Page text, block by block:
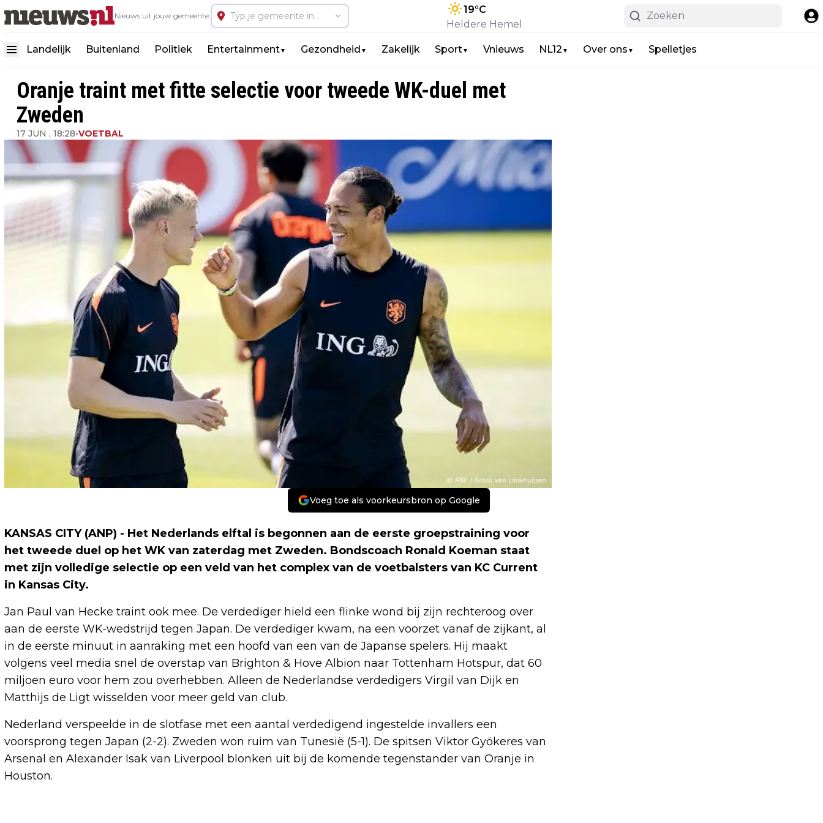
Nieuws uit jouw gemeente:
19°C
Heldere Hemel
Landelijk Buitenland Politiek Entertainment▼ Gezondheid ▼ Zakelijk Sport▼ Vnieuws NL12 ▼ Over ons ▼ Spelletjes
Oranje traint met fitte selectie voor tweede WK-duel met
Zweden
17 JUN , 18:28•VOETBAL
Voeg toe als voorkeursbron op Google
KANSAS CITY (ANP) - Het Nederlands elftal is begonnen aan de eerste groepstraining voor
het tweede duel op het WK van zaterdag met Zweden. Bondscoach Ronald Koeman staat
met zijn volledige selectie op een veld van het complex van de voetbalsters van KC Current
in Kansas City.
Jan Paul van Hecke traint ook mee. De verdediger hield een flinke wond bij zijn rechteroog over
aan de eerste WK-wedstrijd tegen Japan. De verdediger kwam, na een voorzet vanaf de zijkant, al
in de eerste minuut in aanraking met een hoofd van een van de Japanse spelers. Hij maakt
volgens veel media snel de overstap van Brighton & Hove Albion naar Tottenham Hotspur, dat 60
miljoen euro voor hem zou overhebben. Alleen de Nederlandse verdedigers Virgil van Dijk en
Matthijs de Ligt wisselden voor meer geld van club.
Nederland verspeelde in de slotfase met een aantal verdedigend ingestelde invallers een
voorsprong tegen Japan (2-2). Zweden won ruim van Tunesië (5-1). De spitsen Viktor Gyökeres van
Arsenal en Alexander Isak van Liverpool blonken uit bij de komende tegenstander van Oranje in
Houston.